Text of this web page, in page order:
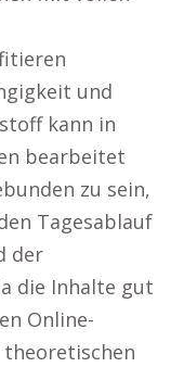
und
kann in
bearbeitet
zu sein,
Tagesablauf
der
die Inhalte gut
Online-